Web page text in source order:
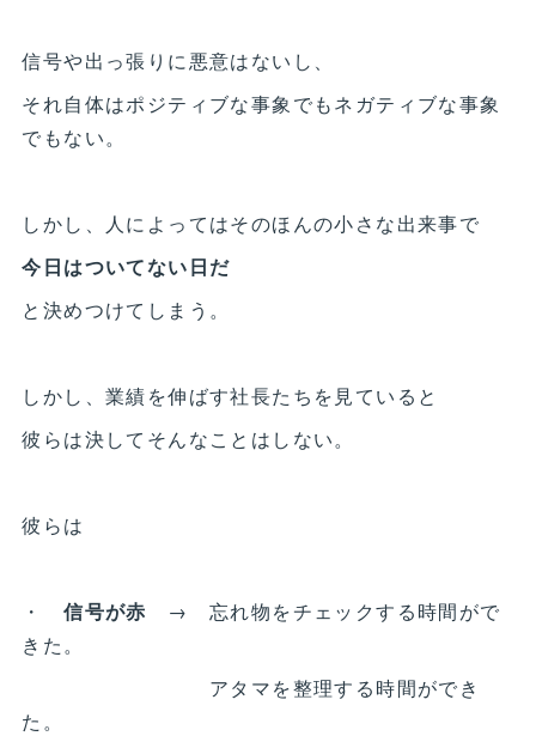
信号や出っ張りに悪意はないし、
それ自体はポジティブな事象でもネガティブな事象
でもない。
しかし、人によってはそのほんの小さな出来事で
今日はついてない日だ
と決めつけてしまう。
しかし、業績を伸ばす社長たちを見ていると
彼らは決してそんなことはしない。
彼らは
・信号が赤 → 忘れ物をチェックする時間がで
きた。
アタマを整理する時間ができ
た。